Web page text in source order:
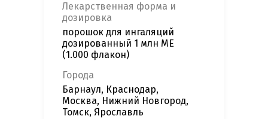
Лекарственная форма и
дозировка
порошок для ингаляций
дозированный 1 млн МЕ
(1.000 флакон)
Города
Барнаул, Краснодар,
Москва, Нижний Новгород,
Томск, Ярославль